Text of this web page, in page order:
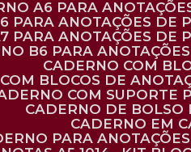
A6 PARA
PARA ANOTAÇÕES DE
PARA ANOTAÇÕES DE
B6 PARA
CADERNO COM
COM BLOCOS DE
COM SUPORTE
CADERNO DE
CADERNO EM
PARA